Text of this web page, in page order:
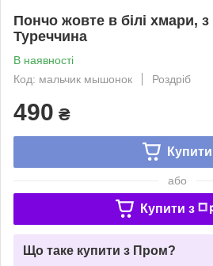
Пончо жовте в білі хмари,
Туреччина
В наявності
Код: мальчик мышонок
Роздріб
490 ₴
Купити
або
Купити з
Що таке купити з Пром?